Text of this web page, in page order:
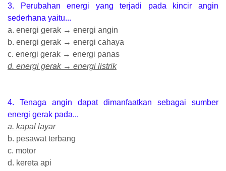
3. Perubahan energi yang terjadi pada kincir angin
sederhana yaitu...
a. energi gerak → energi angin
b. energi gerak → energi cahaya
c. energi gerak → energi panas
d. energi gerak → energi listrik
4. Tenaga angin dapat dimanfaatkan sebagai sumber
energi gerak pada...
a. kapal layar
b. pesawat terbang
c. motor
d. kereta api